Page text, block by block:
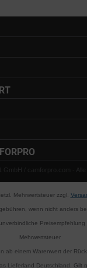
GmbH / camforpro.com - Alle
Mehrwertsteuer zzgl.
wenn nicht anders
Preisempfehlung
Mehrwertsteuer
ab einem Warenwert der
Lieferland Deutschland. Gilt